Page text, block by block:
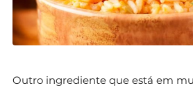
Outro ingrediente que está em